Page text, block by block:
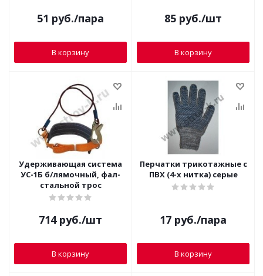
51 руб./пара
В корзину
85 руб./шт
В корзину
Удерживающая система
УС-1Б б/лямочный, фал-
стальной трос
714руб./шт
В корзину
Перчатки трикотажные с
ПВХ (4-х нитка) серые
17 руб./пара
В корзину